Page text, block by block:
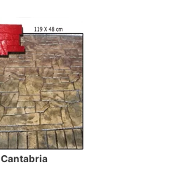
Cantabria